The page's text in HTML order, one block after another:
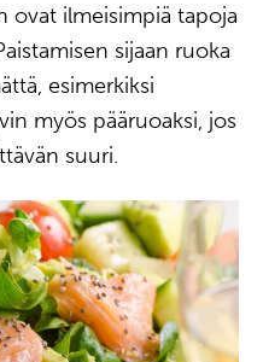
ovat ilmeisimpiä tapoja
sijaan ruoka
esimerkiksi
myös pääruoaksi, jos
suuri.